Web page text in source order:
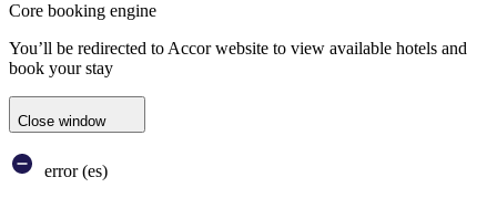
Core booking engine
You’ll be redirected to Accor website to view available hotels and
book your stay
Close window
error (es)